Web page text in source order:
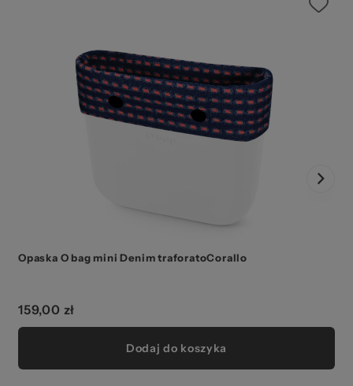
Opaska O bag mini Denim traforatoCorallo
159,00 zł
Dodaj do koszyka